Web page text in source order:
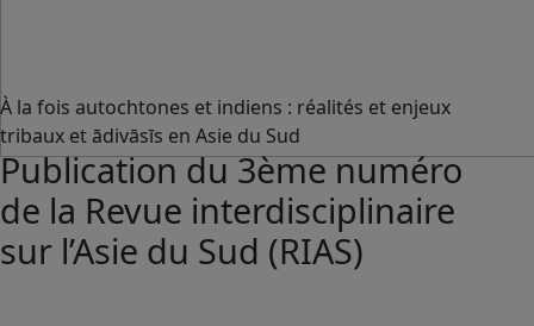
À la fois autochtones et indiens : réalités et enjeux
tribaux et ādivāsīs en Asie du Sud
Publication du 3ème numéro
de la Revue interdisciplinaire
sur l’Asie du Sud (RIAS)